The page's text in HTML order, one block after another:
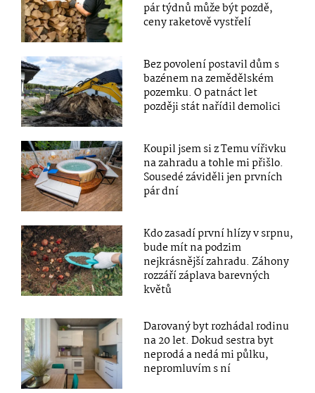
pár týdnů může být pozdě,
ceny raketově vystřelí
Bez povolení postavil dům s
bazénem na zemědělském
pozemku. O patnáct let
později stát nařídil demolici
Koupil jsem si z Temu vířivku
na zahradu a tohle mi přišlo.
Sousedé záviděli jen prvních
pár dní
Kdo zasadí první hlízy v srpnu,
bude mít na podzim
nejkrásnější zahradu. Záhony
rozzáří záplava barevných
květů
Darovaný byt rozhádal rodinu
na 20 let. Dokud sestra byt
neprodá a nedá mi půlku,
nepromluvím s ní